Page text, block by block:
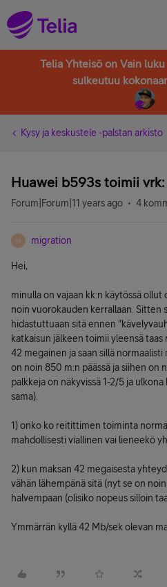
Telia Yhteisö on Vain
sulkeutuu
Kysy ja keskustele -palstan arkisto
Huawei b593s toimii
Forum|Forum|11 years ago 4
M migration
Hei,
minulla on vajaan kk:n käytössä
noin vuorokauden kerrallaan. Sitten
hidastuttuaan sitä ennen
katkaisun jälkeen toimii yleensä
42 megainen ja saan sillä
on noin 850 m:n päässä ja siihen on
palkkeja on näkyvissä 1-2/5 ja
sama).
1) onko ko reitittimen toiminta
mahdollisesti viallinen vai lieneekö
2) kun maksan 42 megaisesta
vähän lähempänä sitä (nyt se on
halvempaan (olisiko nopeus silloin
Ymmärrän kyllä 42 Mb/sek olevan